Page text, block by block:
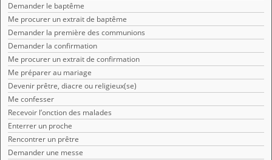
Demander le baptême
Me procurer un extrait de baptême
Demander la première des communions
Demander la confirmation
Me procurer un extrait de confirmation
Me préparer au mariage
Devenir prêtre, diacre ou religieux(se)
Me confesser
Recevoir l’onction des malades
Enterrer un proche
Rencontrer un prêtre
Demander une messe